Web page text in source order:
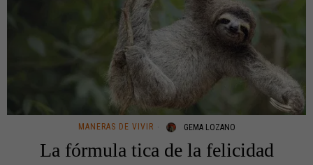
MANERAS DE VIVIR GEMA LOZANO
La fórmula tica de la felicidad